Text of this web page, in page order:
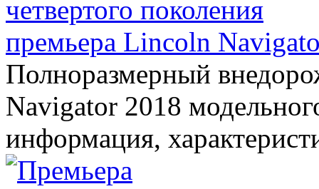
премьера Lincoln
Полноразмерный
Navigator 2018
информация,